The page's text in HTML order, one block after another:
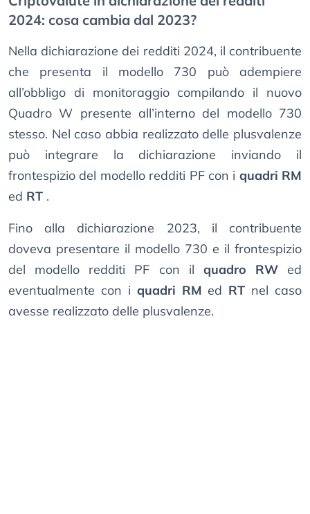
2024: cosa cambia dal 2023?
Nella dichiarazione dei redditi 2024, il contribuente
che presenta il modello 730 può adempiere
all’obbligo di monitoraggio compilando il nuovo
Quadro W presente all’interno del modello 730
stesso. Nel caso abbia realizzato delle plusvalenze
può integrare la dichiarazione inviando il
frontespizio del modello redditi PF con i quadri RM
ed RT .
Fino alla dichiarazione 2023, il contribuente
doveva presentare il modello 730 e il frontespizio
del modello redditi PF con il quadro RWed
eventualmente con i quadri RM ed RT nel caso
avesse realizzato delle plusvalenze.